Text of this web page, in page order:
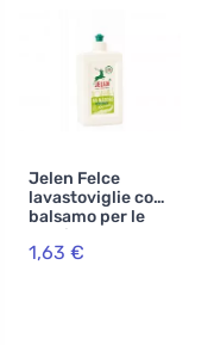
Jelen Felce
lavastoviglie con
balsamo per le
mani
1,63 €